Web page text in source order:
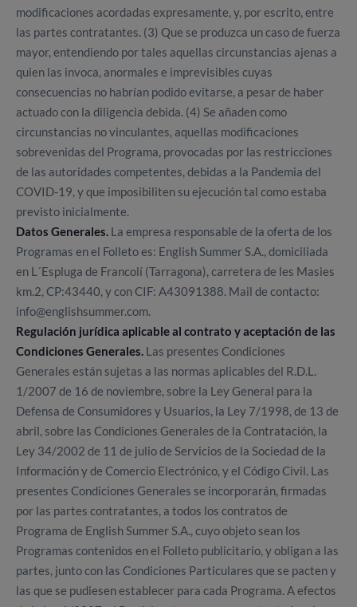
modificaciones acordadas expresamente, y, por escrito, entre
las partes contratantes. (3) Que se produzca un caso de fuerza
mayor, entendiendo por tales aquellas circunstancias ajenas a
quien las invoca, anormales e imprevisibles cuyas
consecuencias no habrían podido evitarse, a pesar de haber
actuado con la diligencia debida. (4) Se añaden como
circunstancias no vinculantes, aquellas modificaciones
sobrevenidas del Programa, provocadas por las restricciones
de las autoridades competentes, debidas a la Pandemia del
COVID-19, y que imposibiliten su ejecución tal como estaba
previsto inicialmente.
Datos Generales. La empresa responsable de la oferta de los
Programas en el Folleto es: English Summer S.A., domiciliada
en L´Espluga de Francolí (Tarragona), carretera de les Masies
km.2, CP:43440, y con CIF: A43091388. Mail de contacto:
info@englishsummer.com.
Regulación jurídica aplicable al contrato y aceptación de las
Condiciones Generales. Las presentes Condiciones
Generales están sujetas a las normas aplicables del R.D.L.
1/2007 de 16 de noviembre, sobre la Ley General para la
Defensa de Consumidores y Usuarios, la Ley 7/1998, de 13 de
abril, sobre las Condiciones Generales de la Contratación, la
Ley 34/2002 de 11 de julio de Servicios de la Sociedad de la
Información y de Comercio Electrónico, y el Código Civil. Las
presentes Condiciones Generales se incorporarán, firmadas
por las partes contratantes, a todos los contratos de
Programa de English Summer S.A., cuyo objeto sean los
Programas contenidos en el Folleto publicitario, y obligan a las
partes, junto con las Condiciones Particulares que se pacten y
las que se pudiesen establecer para cada Programa. A efectos